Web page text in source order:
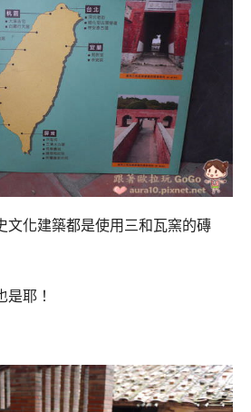
文化建築都是使用三和瓦窯的磚
是耶！